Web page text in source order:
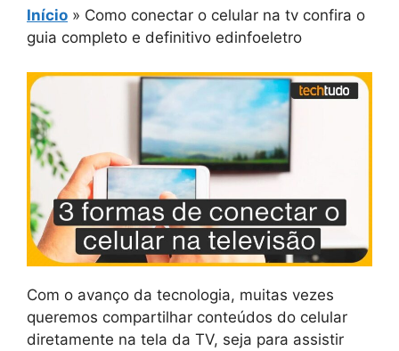
Início » Como conectar o celular na tv confira o
guia completo e definitivo edinfoeletro
Com o avanço da tecnologia, muitas vezes
queremos compartilhar conteúdos do celular
diretamente na tela da TV, seja para assistir